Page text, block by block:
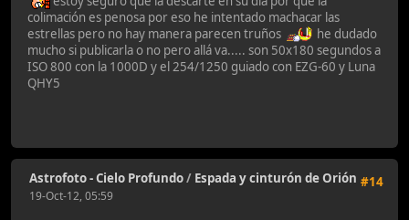
colimación es penosa por eso he intentado machacar las
estrellas pero no hay manera parecen truños
he dudado
mucho si publicarla o no pero allá va..... son 50x180 segundos a
ISO 800 con la 1000D y el 254/1250 guiado con EZG-60 y Luna
QHY5
#14
Astrofoto - Cielo Profundo/ Espada y cinturón de Orión
19-Oct-12, 05:59